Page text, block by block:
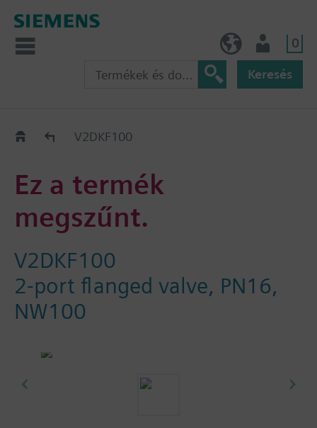
0
Keresés
Régi-Új Kiváltási segédlet
V2DKF100
Ez a termék
megszűnt.
V2DKF100
2-port flanged valve, PN16,
NW100